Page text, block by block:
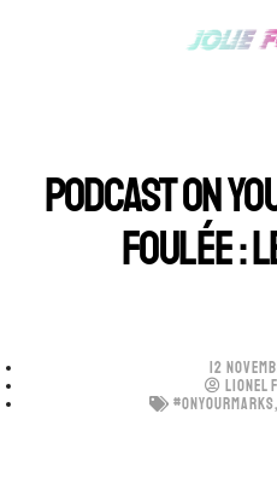
PODCAST ON
FOULÉE :
12
LIONEL
#ONYOURMARKS,